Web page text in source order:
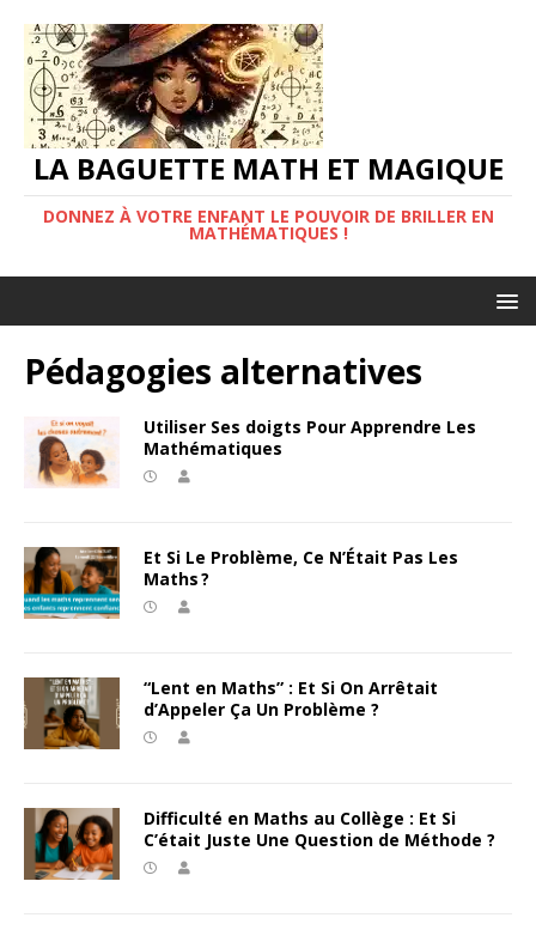
LA BAGUETTE MATH ET MAGIQUE
DONNEZ À VOTRE ENFANT LE POUVOIR DE BRILLER EN
MATHÉMATIQUES !
Pédagogies alternatives
Utiliser Ses doigts Pour Apprendre Les
Mathématiques
Et Si Le Problème, Ce N’Était Pas Les
Maths ?
“Lent en Maths” : Et Si On Arrêtait
d’Appeler Ça Un Problème ?
Difficulté en Maths au Collège : Et Si
C’était Juste Une Question de Méthode ?